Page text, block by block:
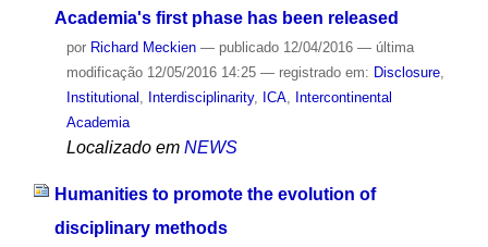
Academia's first phase has been released
por Richard Meckien — publicado12/04/2016 — última
modificação12/05/2016 14:25 — registrado em: Disclosure,
Institutional
Interdisciplinarity, ICA,
Intercontinental
Academia
Localizado em NEWS
Humanities to promote the evolution of
disciplinary methods